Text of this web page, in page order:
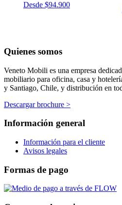
Desde $94.900
Quienes somos
Veneto Mobili es una empresa
mobiliario para oficina, casa y
y Santiago, Chile, y distribución en
Descargar brochure >
Información general
Información para el cliente
Avisos legales
Formas de pago